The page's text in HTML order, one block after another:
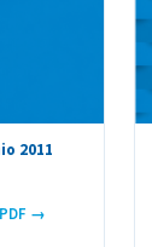
2011
→